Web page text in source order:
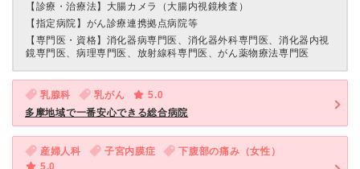
【診療・治療法】 大腸カメラ（大腸内視鏡検査）
【指定病院】 がん診療連携拠点病院等
【専門医・資格】 消化器病専門医、消化器外科専門医、消化器内視
鏡専門医、病理専門医、放射線科専門医、がん薬物療法専門医
乳腺科 乳がん
5.0
多摩地域で一番安心できる総合病院
産婦人科 子宮内膜症
下腹部の痛み（女性）
5.0